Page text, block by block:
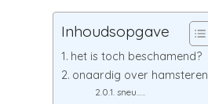
Inhoudsopgave
het is toch beschamend?
onaardig over hamsteren
sneu…..